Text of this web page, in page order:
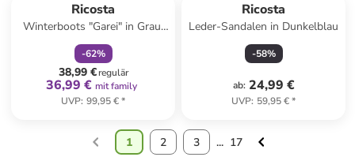
Ricosta
Winterboots "Garei" in Grau/
Rosa
-62%
38,99 €regulär
36,99 € mit family
UVP: 99,95 €*
Ricosta
Leder-Sandalen in Dunkelblau
-58%
ab: 24,99 €
UVP: 59,95 €*
1 2 3 ... 17